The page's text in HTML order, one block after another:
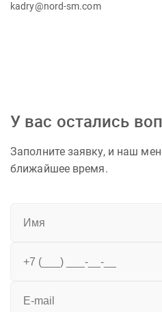
kadry@nord-sm.com
У вас остались
Заполните заявку, и наш
ближайшее время.